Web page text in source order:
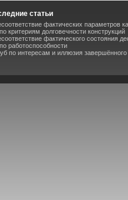
статьи
фактических параметров
критериям долговечности конструкций
фактического состояния
работоспособности
по интересам и иллюзия